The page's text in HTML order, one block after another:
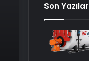
Son Yazılar